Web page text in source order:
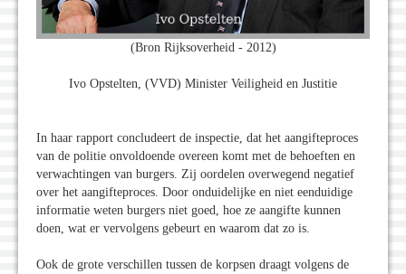
(Bron Rijksoverheid - 2012)
Ivo Opstelten, (VVD) Minister Veiligheid en Justitie
In haar rapport concludeert de inspectie, dat het aangifteproces
van de politie onvoldoende overeen komt met de behoeften en
verwachtingen van burgers. Zij oordelen overwegend negatief
over het aangifteproces. Door onduidelijke en niet eenduidige
informatie weten burgers niet goed, hoe ze aangifte kunnen
doen, wat er vervolgens gebeurt en waarom dat zo is.
Ook de grote verschillen tussen de korpsen draagt volgens de